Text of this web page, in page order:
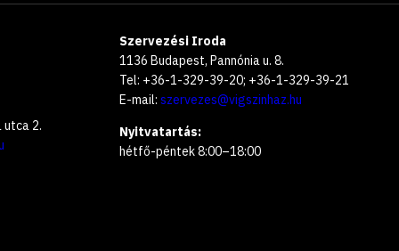
utca 2.
Szervezési Iroda
1136 Budapest, Pannónia u. 8.
Tel: +36-1-329-39-20; +36-1-329-39-21
E-mail: szervezes@vigszinhaz.hu
Nyitvatartás:
hétfő-péntek 8:00–18:00